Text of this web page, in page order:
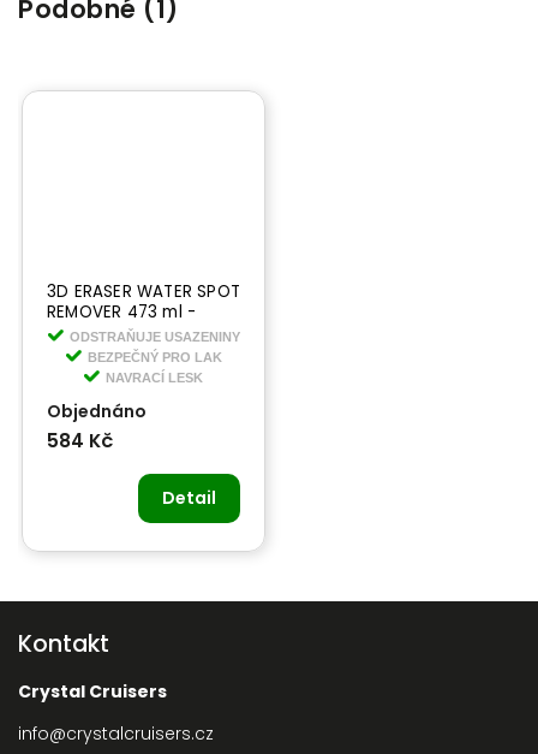
Podobné (1)
3D ERASER WATER SPOT
REMOVER 473 ml -
odstraňovač skvrn od
tvrdé vody
ODSTRAŇUJE USAZENINY
BEZPEČNÝ PRO LAK
NAVRACÍ LESK
Objednáno
584 Kč
Detail
Kontakt
Crystal Cruisers
info@crystalcruisers.cz